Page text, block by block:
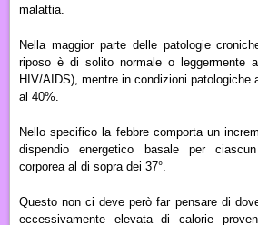
malattia.
Nella maggior parte delle patologie
riposo è di solito normale o leggermente
HIV/AIDS), mentre in condizioni patologiche
al 40%.
Nello specifico la febbre comporta un
dispendio energetico basale per
corporea al di sopra dei 37°.
Questo non ci deve però far pensare di
eccessivamente elevata di calorie